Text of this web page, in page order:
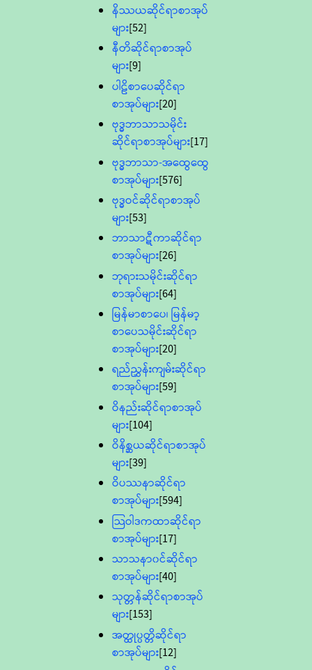
နိဿယဆိုင်ရာစာအုပ်
များ[52]
နီတိဆိုင်ရာစာအုပ်
များ[9]
ပါဠိစာပေဆိုင်ရာ
စာအုပ်များ[20]
ဗုဒ္ဓဘာသာသမိုင်း
ဆိုင်ရာစာအုပ်များ[17]
ဗုဒ္ဓဘာသာ-အထွေထွေ
စာအုပ်များ[576]
ဗုဒ္ဓဝင်ဆိုင်ရာစာအုပ်
များ[53]
ဘာသာဋီကာဆိုင်ရာ
စာအုပ်များ[26]
ဘုရားသမိုင်းဆိုင်ရာ
စာအုပ်များ[64]
မြန်မာစာပေ၊ မြန်မာ့
စာပေသမိုင်းဆိုင်ရာ
စာအုပ်များ[20]
ရည်ညွှန်းကျမ်းဆိုင်ရာ
စာအုပ်များ[59]
ဝိနည်းဆိုင်ရာစာအုပ်
များ[104]
ဝိနိစ္ဆယဆိုင်ရာစာအုပ်
များ[39]
ဝိပဿနာဆိုင်ရာ
စာအုပ်များ[594]
သြဝါဒကထာဆိုင်ရာ
စာအုပ်များ[17]
သာသနာ၀င်ဆိုင်ရာ
စာအုပ်များ[40]
သုတ္တန်ဆိုင်ရာစာအုပ်
များ[153]
အတ္ထုပ္ပတ္တိဆိုင်ရာ
စာအုပ်များ[12]